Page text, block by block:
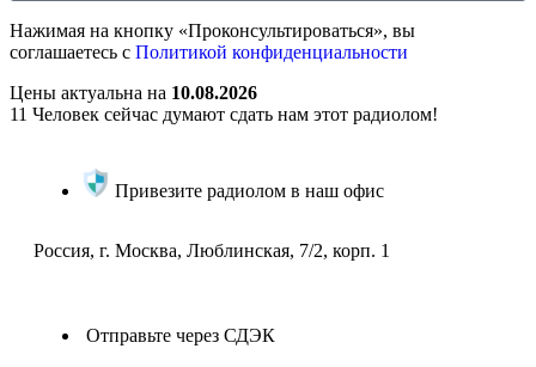
Нажимая на кнопку «Проконсультироваться», вы
соглашаетесь с Политикой конфиденциальности
Цены актуальна на 10.08.2026
11 Человек сейчас думают сдать нам этот радиолом!
Привезите радиолом в наш офис
Россия, г. Москва, Люблинская, 7/2, корп. 1
Отправьте через СДЭК